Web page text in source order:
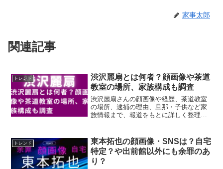
家事太郎
関連記事
トレンド
渋沢麗扇とは何者？顔画像や茶道
教室の場所、家族構成も調査
渋沢麗扇さんの顔画像や経歴、茶道教室
の場所、逮捕の理由、旦那・子供など家
族情報まで、報道をもとに詳しく整理。
トレンド
東本拓也の顔画像・SNSは？自宅
特定？や出前館以外にも余罪のあ
り？